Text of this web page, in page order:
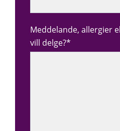
Meddelande, allergier
vill delge?*